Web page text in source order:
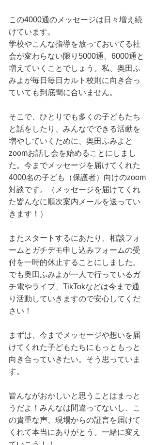
この4000通のメッセージは日々増え続
けています。
学校やこんな指導を放っておいてる社
会が変わらない限り5000通、6000通と
増えていくことでしょう。私、奥田ふ
みよが毎日毎日カルト校則に向き合っ
ていても到底間に合いません。
そこで、ひとりでも多くの子どもたち
と話をしたり、みんなでできる活動を
増やしていくために、奥田ふみよと
zoomお話し会を始めることにしまし
た。今までメッセージを届けてくれた
4000名の子ども（保護者）向けのzoom
対談です。（メッセージを届けてくれ
た皆んなに順次案内メールを送ってい
きます！）
またスタートするにあたり、相談フォ
ームとガチデモ申し込みフォームの受
付を一時的休止することにしました。
でも奥田ふみよが一人で行っているガ
チ電やライブ、TikTokなどは今まで通
り活動していきますので安心してくだ
さい！
まずは、今までメッセージや想いを届
けてくれた子どもたちにもっともっと
向き合っていきたい。そう思っていま
す。
皆んながおかしいと思うことはまっと
うだよ！みんなは間違ってないし、こ
の貴重な声、現場からの証言を届けて
くれて本当にありがとう。一緒に変え